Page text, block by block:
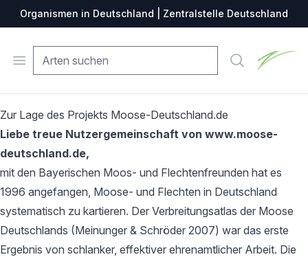
Organismen in Deutschland | Zentralstelle Deutschland
Open menu Suche
Zur Lage des Projekts Moose-Deutschland.de
Liebe treue Nutzergemeinschaft von www.moose-
deutschland.de,
mit den Bayerischen Moos- und Flechtenfreunden hat es
1996 angefangen, Moose- und Flechten in Deutschland
systematisch zu kartieren. Der Verbreitungsatlas der Moose
Deutschlands (Meinunger & Schröder 2007) war das erste
Ergebnis von schlanker, effektiver ehrenamtlicher Arbeit. Die